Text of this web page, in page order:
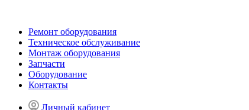
Ремонт оборудования
Техническое обслуживание
Монтаж оборудования
Запчасти
Оборудование
Контакты
Личный кабинет